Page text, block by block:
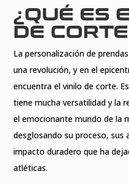
¿QUÉ ES
DE
La personalización de
una revolución, y en el
encuentra el vinilo de corte.
tiene mucha versatilidad y la
el emocionante mundo de la
desglosando su proceso, sus
impacto duradero que ha
atléticas.